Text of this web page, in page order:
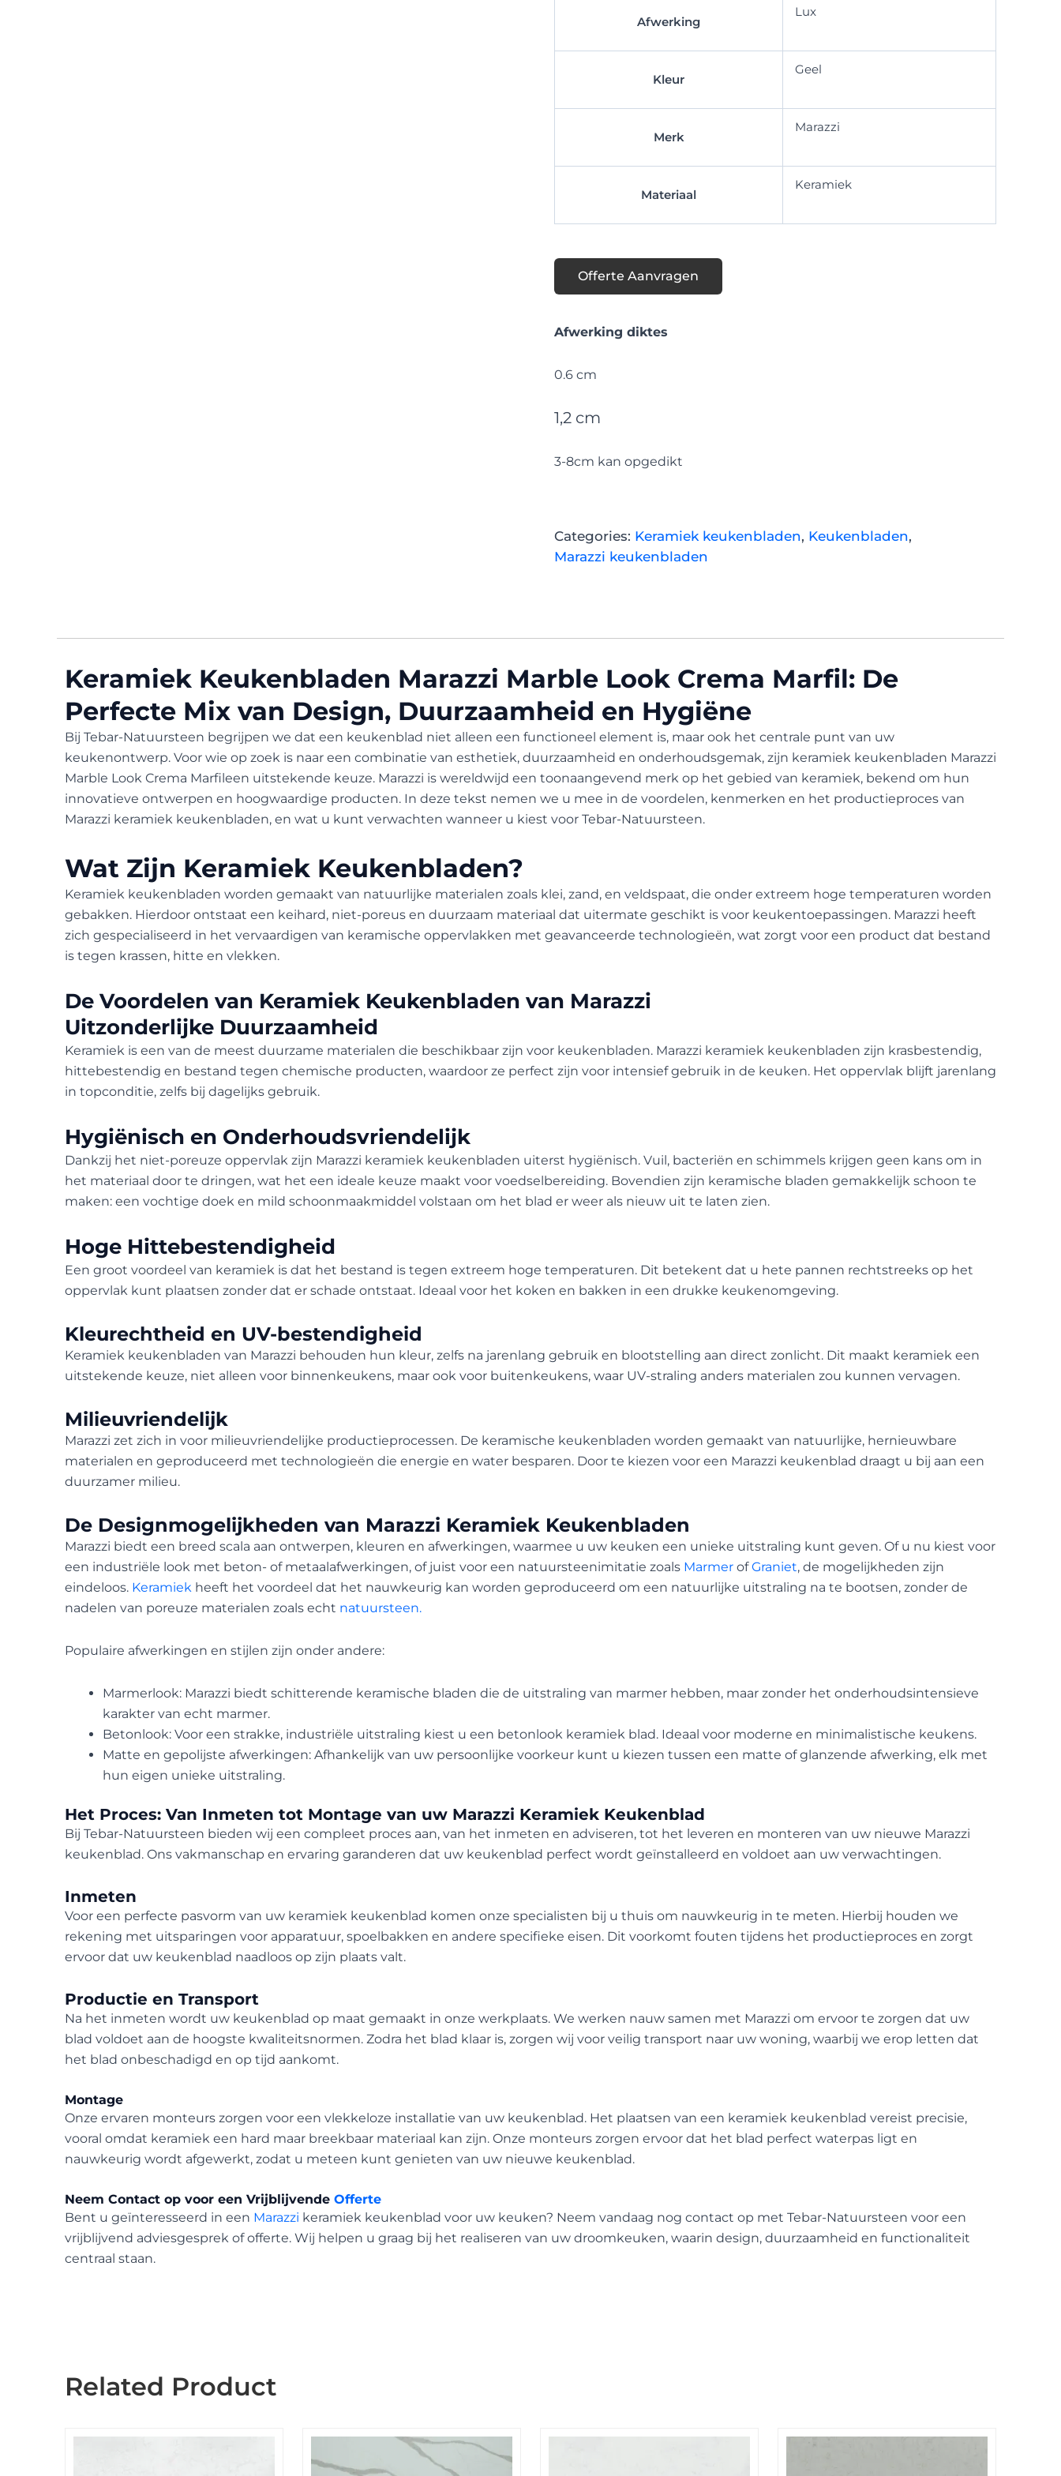
Afwerking
Lux
Kleur
Geel
Merk
Marazzi
Materiaal
Keramiek
Offerte Aanvragen
Afwerking diktes
0.6 cm
1,2 cm
3-8cm kan opgedikt
Categories: Keramiek keukenbladen, Keukenbladen,
Marazzi keukenbladen
Keramiek Keukenbladen Marazzi Marble Look Crema Marfil: De
Perfecte Mix van Design, Duurzaamheid en Hygiëne
Bij Tebar-Natuursteen begrijpen we dat een keukenblad niet alleen een functioneel element is, maar ook het centrale punt van uw
keukenontwerp. Voor wie op zoek is naar een combinatie van esthetiek, duurzaamheid en onderhoudsgemak, zijn keramiek keukenbladen Marazzi
Marble Look Crema Marfileen uitstekende keuze. Marazzi is wereldwijd een toonaangevend merk op het gebied van keramiek, bekend om hun
innovatieve ontwerpen en hoogwaardige producten. In deze tekst nemen we u mee in de voordelen, kenmerken en het productieproces van
Marazzi keramiek keukenbladen, en wat u kunt verwachten wanneer u kiest voor Tebar-Natuursteen.
Wat Zijn Keramiek Keukenbladen?
Keramiek keukenbladen worden gemaakt van natuurlijke materialen zoals klei, zand, en veldspaat, die onder extreem hoge temperaturen worden
gebakken. Hierdoor ontstaat een keihard, niet-poreus en duurzaam materiaal dat uitermate geschikt is voor keukentoepassingen. Marazzi heeft
zich gespecialiseerd in het vervaardigen van keramische oppervlakken met geavanceerde technologieën, wat zorgt voor een product dat bestand
is tegen krassen, hitte en vlekken.
De Voordelen van Keramiek Keukenbladen van Marazzi
Uitzonderlijke Duurzaamheid
Keramiek is een van de meest duurzame materialen die beschikbaar zijn voor keukenbladen. Marazzi keramiek keukenbladen zijn krasbestendig,
hittebestendig en bestand tegen chemische producten, waardoor ze perfect zijn voor intensief gebruik in de keuken. Het oppervlak blijft jarenlang
in topconditie, zelfs bij dagelijks gebruik.
Hygiënisch en Onderhoudsvriendelijk
Dankzij het niet-poreuze oppervlak zijn Marazzi keramiek keukenbladen uiterst hygiënisch. Vuil, bacteriën en schimmels krijgen geen kans om in
het materiaal door te dringen, wat het een ideale keuze maakt voor voedselbereiding. Bovendien zijn keramische bladen gemakkelijk schoon te
maken: een vochtige doek en mild schoonmaakmiddel volstaan om het blad er weer als nieuw uit te laten zien.
Hoge Hittebestendigheid
Een groot voordeel van keramiek is dat het bestand is tegen extreem hoge temperaturen. Dit betekent dat u hete pannen rechtstreeks op het
oppervlak kunt plaatsen zonder dat er schade ontstaat. Ideaal voor het koken en bakken in een drukke keukenomgeving.
Kleurechtheid en UV-bestendigheid
Keramiek keukenbladen van Marazzi behouden hun kleur, zelfs na jarenlang gebruik en blootstelling aan direct zonlicht. Dit maakt keramiek een
uitstekende keuze, niet alleen voor binnenkeukens, maar ook voor buitenkeukens, waar UV-straling anders materialen zou kunnen vervagen.
Milieuvriendelijk
Marazzi zet zich in voor milieuvriendelijke productieprocessen. De keramische keukenbladen worden gemaakt van natuurlijke, hernieuwbare
materialen en geproduceerd met technologieën die energie en water besparen. Door te kiezen voor een Marazzi keukenblad draagt u bij aan een
duurzamer milieu.
De Designmogelijkheden van Marazzi Keramiek Keukenbladen
Marazzi biedt een breed scala aan ontwerpen, kleuren en afwerkingen, waarmee u uw keuken een unieke uitstraling kunt geven. Of u nu kiest voor
een industriële look met beton- of metaalafwerkingen, of juist voor een natuursteenimitatie zoals Marmer ofGraniet, de mogelijkheden zijn
eindeloos. Keramiek heeft het voordeel dat het nauwkeurig kan worden geproduceerd om een natuurlijke uitstraling na te bootsen, zonder de
nadelen van poreuze materialen zoals echt natuursteen.
Populaire afwerkingen en stijlen zijn onder andere:
Marmerlook: Marazzi biedt schitterende keramische bladen die de uitstraling van marmer hebben, maar zonder het onderhoudsintensieve
karakter van echt marmer.
Betonlook: Voor een strakke, industriële uitstraling kiest u een betonlook keramiek blad. Ideaal voor moderne en minimalistische keukens.
Matte en gepolijste afwerkingen: Afhankelijk van uw persoonlijke voorkeur kunt u kiezen tussen een matte of glanzende afwerking, elk met
hun eigen unieke uitstraling.
Het Proces: Van Inmeten tot Montage van uw Marazzi Keramiek Keukenblad
Bij Tebar-Natuursteen bieden wij een compleet proces aan, van het inmeten en adviseren, tot het leveren en monteren van uw nieuwe Marazzi
keukenblad. Ons vakmanschap en ervaring garanderen dat uw keukenblad perfect wordt geïnstalleerd en voldoet aan uw verwachtingen.
Inmeten
Voor een perfecte pasvorm van uw keramiek keukenblad komen onze specialisten bij u thuis om nauwkeurig in te meten. Hierbij houden we
rekening met uitsparingen voor apparatuur, spoelbakken en andere specifieke eisen. Dit voorkomt fouten tijdens het productieproces en zorgt
ervoor dat uw keukenblad naadloos op zijn plaats valt.
Productie en Transport
Na het inmeten wordt uw keukenblad op maat gemaakt in onze werkplaats. We werken nauw samen met Marazzi om ervoor te zorgen dat uw
blad voldoet aan de hoogste kwaliteitsnormen. Zodra het blad klaar is, zorgen wij voor veilig transport naar uw woning, waarbij we erop letten dat
het blad onbeschadigd en op tijd aankomt.
Montage
Onze ervaren monteurs zorgen voor een vlekkeloze installatie van uw keukenblad. Het plaatsen van een keramiek keukenblad vereist precisie,
vooral omdat keramiek een hard maar breekbaar materiaal kan zijn. Onze monteurs zorgen ervoor dat het blad perfect waterpas ligt en
nauwkeurig wordt afgewerkt, zodat u meteen kunt genieten van uw nieuwe keukenblad.
Neem Contact op voor een Vrijblijvende Offerte
Bent u geïnteresseerd in een Marazzi keramiek keukenblad voor uw keuken? Neem vandaag nog contact op met Tebar-Natuursteen voor een
vrijblijvend adviesgesprek of offerte. Wij helpen u graag bij het realiseren van uw droomkeuken, waarin design, duurzaamheid en functionaliteit
centraal staan.
Related Product